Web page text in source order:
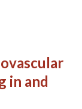
in and